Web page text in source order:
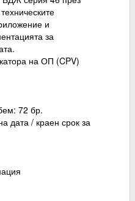
и
за
на ОП (CPV)
72 бр.
дата / краен срок за